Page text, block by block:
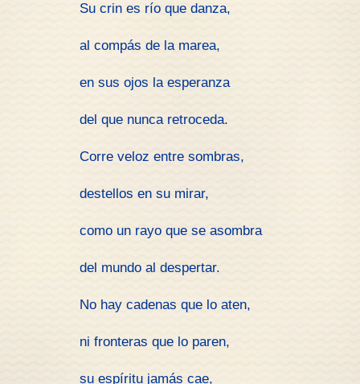
Su crin es río que danza,
al compás de la marea,
en sus ojos la esperanza
del que nunca retroceda.
Corre veloz entre sombras,
destellos en su mirar,
como un rayo que se asombra
del mundo al despertar.
No hay cadenas que lo aten,
ni fronteras que lo paren,
su espíritu jamás cae,